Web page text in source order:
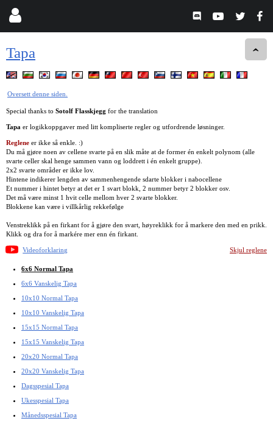
Tapa
Oversett denne siden.
Special thanks to Sotolf Flasskjegg for the translation
Tapa er logikkoppgaver med litt kompliserte regler og utfordrende løsninger.
Reglene er ikke så enkle. :)
Du må gjøre noen av cellene svarte på en slik måte at de former én enkelt polynom (alle
svarte celler skal henge sammen vann og loddrett i én enkelt gruppe).
2x2 svarte områder er ikke lov.
Hintene indikerer lengden av sammenhengende sdarte blokker i nabocellene
Et nummer i hintet betyr at det er 1 svart blokk, 2 nummer betyr 2 blokker osv.
Det må være minst 1 hvit celle mellom hver 2 svarte blokker.
Blokkene kan være i villkårlig rekkefølge
Venstreklikk på en firkant for å gjøre den svart, høyreklikk for å markere den med en prikk.
Klikk og dra for å markére mer enn én firkant.
Videoforklaring Skjul reglene
6x6 Normal Tapa
6x6 Vanskelig Tapa
10x10 Normal Tapa
10x10 Vanskelig Tapa
15x15 Normal Tapa
15x15 Vanskelig Tapa
20x20 Normal Tapa
20x20 Vanskelig Tapa
Dagsspesial Tapa
Ukesspesial Tapa
Månedsspesial Tapa